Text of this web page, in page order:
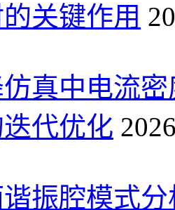
关键作用
真中电流
代优化
振腔模式